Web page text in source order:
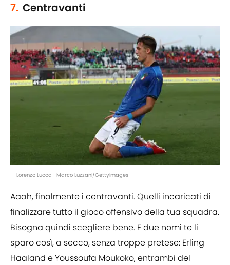
7. Centravanti
Lorenzo Lucca | Marco Luzzani/GettyImages
Aaah, finalmente i centravanti. Quelli incaricati di
finalizzare tutto il gioco offensivo della tua squadra.
Bisogna quindi scegliere bene. E due nomi te li
sparo così, a secco, senza troppe pretese: Erling
Haaland e Youssoufa Moukoko, entrambi del